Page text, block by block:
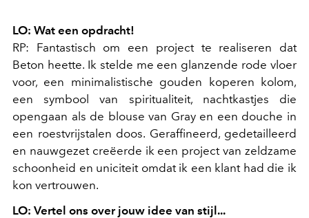
LO: Wat een opdracht!
RP: Fantastisch om een project te realiseren dat
Beton heette. Ik stelde me een glanzende rode vloer
voor, een minimalistische gouden koperen kolom,
een symbool van spiritualiteit, nachtkastjes die
opengaan als de blouse van Gray en een douche in
een roestvrijstalen doos. Geraffineerd, gedetailleerd
en nauwgezet creëerde ik een project van zeldzame
schoonheid en uniciteit omdat ik een klant had die ik
kon vertrouwen.
LO: Vertel ons over jouw idee van stijl...